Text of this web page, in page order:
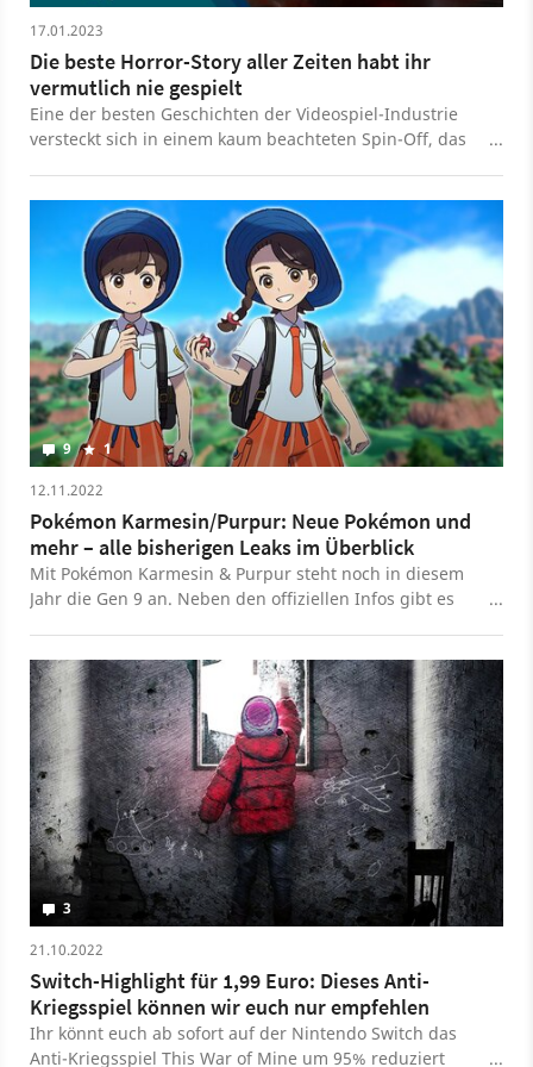
17.01.2023
Die beste Horror-Story aller Zeiten habt ihr
vermutlich nie gespielt
Eine der besten Geschichten der Videospiel-Industrie
versteckt sich in einem kaum beachteten Spin-Off, das
aber noch übertrifft.
9 1
12.11.2022
Pokémon Karmesin/Purpur: Neue Pokémon und
mehr – alle bisherigen Leaks im Überblick
Mit Pokémon Karmesin & Purpur steht noch in diesem
Jahr die Gen 9 an. Neben den offiziellen Infos gibt es
3
21.10.2022
Switch-Highlight für 1,99 Euro: Dieses Anti-
Kriegsspiel können wir euch nur empfehlen
Ihr könnt euch ab sofort auf der Nintendo Switch das
Anti-Kriegsspiel This War of Mine um 95% reduziert